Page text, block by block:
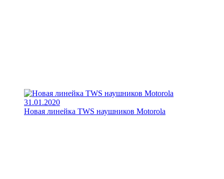
31.01.2020
Новая линейка TWS наушников Motorola